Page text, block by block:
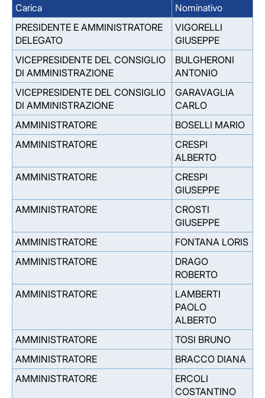
Carica
Nominativo
PRESIDENTE E AMMINISTRATORE
DELEGATO
VIGORELLI
GIUSEPPE
VICEPRESIDENTE DEL CONSIGLIO
DI AMMINISTRAZIONE
BULGHERONI
ANTONIO
VICEPRESIDENTE DEL CONSIGLIO
DI AMMINISTRAZIONE
GARAVAGLIA
CARLO
AMMINISTRATORE
BOSELLI MARIO
AMMINISTRATORE
CRESPI
ALBERTO
AMMINISTRATORE
CRESPI
GIUSEPPE
AMMINISTRATORE
CROSTI
GIUSEPPE
AMMINISTRATORE
FONTANA LORIS
AMMINISTRATORE
DRAGO
ROBERTO
AMMINISTRATORE
LAMBERTI
PAOLO
ALBERTO
AMMINISTRATORE
TOSI BRUNO
AMMINISTRATORE
BRACCO DIANA
AMMINISTRATORE
ERCOLI
COSTANTINO